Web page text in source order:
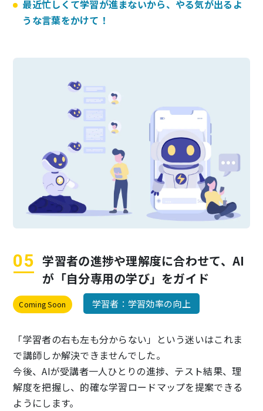
最近忙しくて学習が進まないから、やる気が出るよ
うな言葉をかけて！
学習者の進捗や理解度に合わせて、 AI
が「自分専用の学び」をガイド
Coming Soon 学習者：学習効率の向上
「学習者の右も左も分からない」という迷いはこれま
で講師しか解決できませんでした。
今後、AIが受講者一人ひとりの進捗、テスト結果、理
解度を把握し、的確な学習ロードマップを提案できる
ようにします。